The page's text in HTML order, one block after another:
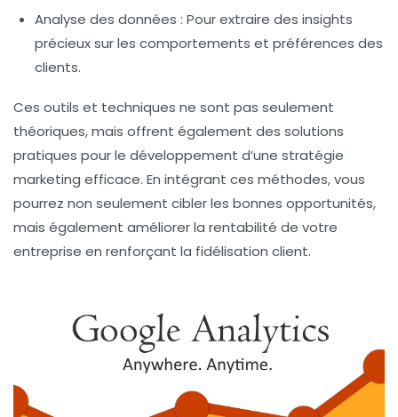
Analyse des données : Pour extraire des insights
précieux sur les comportements et préférences des
clients.
Ces outils et techniques ne sont pas seulement
théoriques, mais offrent également des solutions
pratiques pour le développement d’une stratégie
marketing efficace. En intégrant ces méthodes, vous
pourrez non seulement cibler les bonnes opportunités,
mais également améliorer la rentabilité de votre
entreprise en renforçant la fidélisation client.